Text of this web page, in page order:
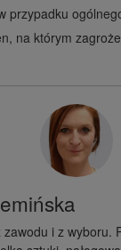
przypadku
na którym
i z wyboru.